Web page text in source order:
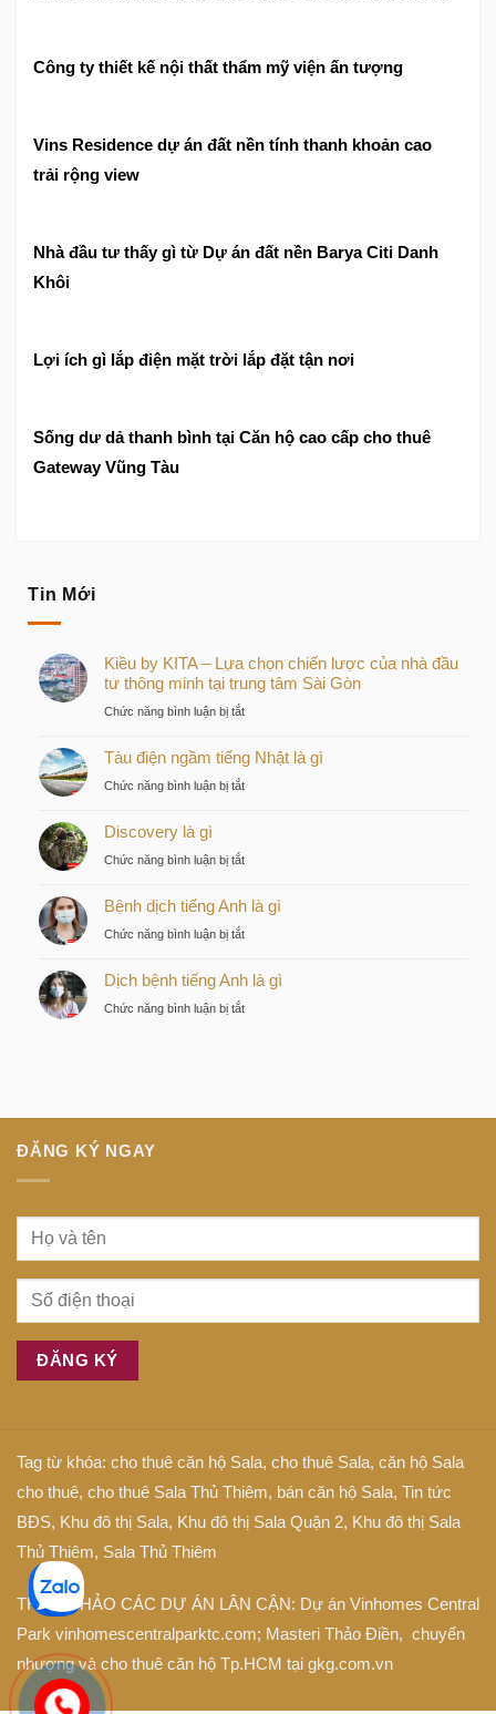
Công ty thiết kế nội thất thẩm mỹ viện ấn tượng
Vins Residence dự án đất nền tính thanh khoản cao
trải rộng view
Nhà đầu tư thấy gì từ Dự án đất nền Barya Citi Danh
Khôi
Lợi ích gì lắp điện mặt trời lắp đặt tận nơi
Sống dư dả thanh bình tại Căn hộ cao cấp cho thuê
Gateway Vũng Tàu
Tin Mới
Kiều by KITA – Lựa chọn chiến lược của nhà đầu
tư thông minh tại trung tâm Sài Gòn
Chức năng bình luận bị tắtở
by
chiến
của
nhà
tư
Tàu điện ngầm tiếng Nhật là gì
Chức năng bình luận bị tắtở
gì
Discovery là gì
Chức năng bình luận bị tắtở
là
Bệnh dịch tiếng Anh là gì
Chức năng bình luận bị tắtở
dịch
Dịch bệnh tiếng Anh là gì
Chức năng bình luận bị tắtở
là
ĐĂNG KÝ NGAY
Tag từ khóa: cho thuê căn hộ Sala, cho thuê Sala, căn hộ Sala
cho thuê, cho thuê Sala Thủ Thiêm, bán căn hộ Sala, Tin tức
BĐS, Khu đô thị Sala, Khu đô thị Sala Quận 2, Khu đô thị Sala
Thủ Thiêm, Sala Thủ Thiêm
THAM KHẢO CÁC DỰ ÁN LÂN CẬN: Dự án Vinhomes Central
Park vinhomescentralparktc.com; Masteri Thảo Điền, chuyển
nhượng và cho thuê căn hộ Tp.HCM tại gkg.com.vn